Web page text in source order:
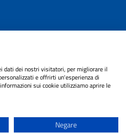
dati dei nostri visitatori, per migliorare il
e offrirti un'esperienza di
sui cookie utilizziamo aprire le
Negare